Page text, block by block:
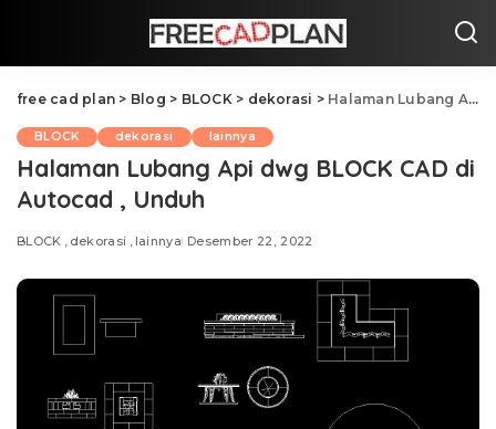
free cad plan > Blog > BLOCK> dekorasi > Halaman Lubang Api dwg BLOCK CAD di Autocad , Unduh
BLOCK dekorasi lainnya
Halaman Lubang Api dwg BLOCK CAD di
Autocad , Unduh
BLOCK dekorasi lainnya Desember 22, 2022